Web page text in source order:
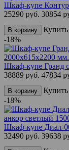
Шкаф-купе
25290 руб. 30854
В корзину
-18%
Шкаф-купе Гранд
38889 руб. 47834
В корзину
-18%
Шкаф-купе Диал-
32490 руб. 39638